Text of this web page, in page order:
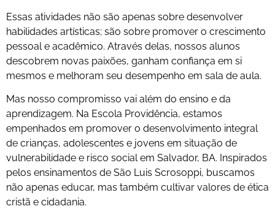
Essas atividades não são apenas sobre desenvolver
habilidades artísticas; são sobre promover o crescimento
pessoal e acadêmico. Através delas, nossos alunos
descobrem novas paixões, ganham confiança em si
mesmos e melhoram seu desempenho em sala de aula.
Mas nosso compromisso vai além do ensino e da
aprendizagem. Na Escola Providência, estamos
empenhados em promover o desenvolvimento integral
de crianças, adolescentes e jovens em situação de
vulnerabilidade e risco social em Salvador, BA. Inspirados
pelos ensinamentos de São Luis Scrosoppi, buscamos
não apenas educar, mas também cultivar valores de ética
cristã e cidadania.